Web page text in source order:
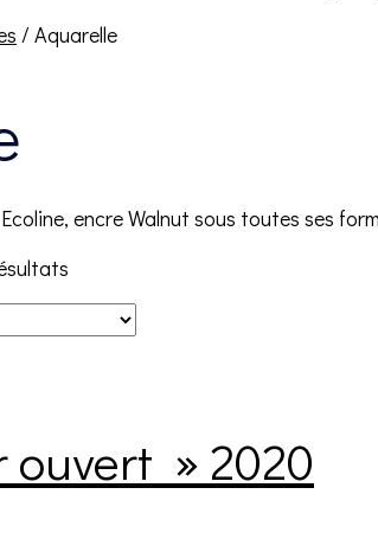
/ Aquarelle
encre Walnut sous toutes ses
ouvert » 2020